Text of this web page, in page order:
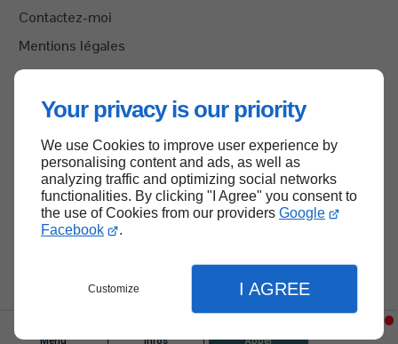
Your privacy is our priority
We use Cookies to improve user experience by
personalising content and ads, as well as
analyzing traffic and optimizing social networks
functionalities. By clicking "I Agree" you consent to
the use of Cookies from our providers Google
Facebook
.
Customize I AGREE
Menu Infos Appel
Contactez-moi
Mentions légales
Plan du site
Haut de page